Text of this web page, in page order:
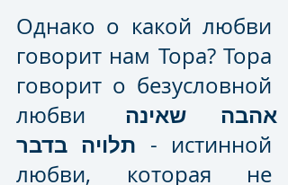
Однако о какой любви
говорит нам Тора? Тора
говорит о безусловной
любви
תלויה בדבר - истинной
любви, которая не